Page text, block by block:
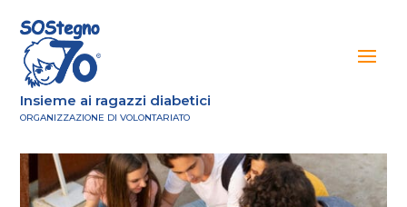
Insieme ai ragazzi diabetici
ORGANIZZAZIONE DI VOLONTARIATO